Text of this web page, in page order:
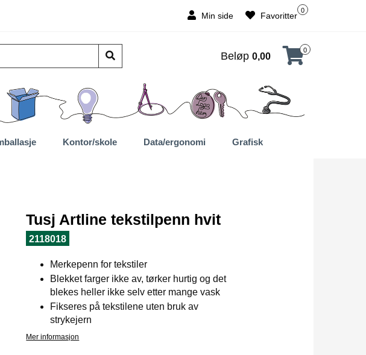
Min side
0
Favoritter
Beløp 0,00
0
Kontor/skole Data/ergonomi Grafisk
Tusj Artline tekstilpenn hvit
2118018
Merkepenn for tekstiler
Blekket farger ikke av, tørker hurtig og det
blekes heller ikke selv etter mange vask
Fikseres på tekstilene uten bruk av
strykejern
Mer informasjon